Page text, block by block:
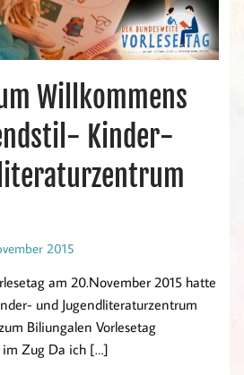
Willkommens
Kinder-
2015
am 20.November 2015 hatte
und Jugendliteraturzentrum
Biliungalen Vorlesetag
im Zug Da ich […]